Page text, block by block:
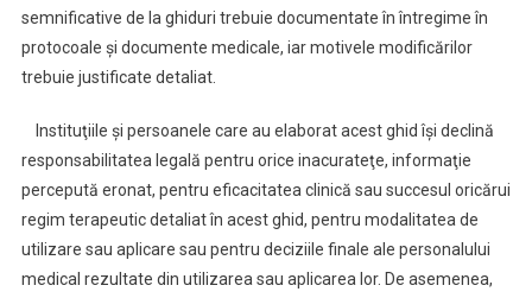
semnificative de la ghiduri trebuie documentate în întregime în
protocoale şi documente medicale, iar motivele modificărilor
trebuie justificate detaliat.
Instituţiile şi persoanele care au elaborat acest ghid îşi declină
responsabilitatea legală pentru orice inacurateţe, informaţie
percepută eronat, pentru eficacitatea clinică sau succesul oricărui
regim terapeutic detaliat în acest ghid, pentru modalitatea de
utilizare sau aplicare sau pentru deciziile finale ale personalului
medical rezultate din utilizarea sau aplicarea lor. De asemenea,